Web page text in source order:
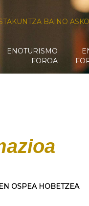
BAINO
ENOTURISMO
FOROA
OSPEA HOBETZEA